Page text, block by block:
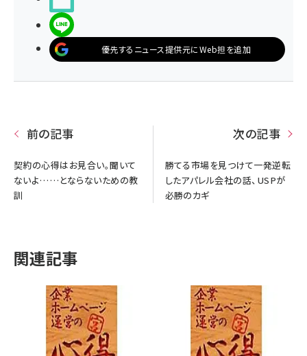
優先するニュース提供元にWeb担を追加
前の記事
契約の心得はお見合い。聞いて
ないよ……とならないための教
訓
次の記事
勝てる市場を見つけて一発逆転
したアパレル会社の話、USPが
必勝のカギ
関連記事